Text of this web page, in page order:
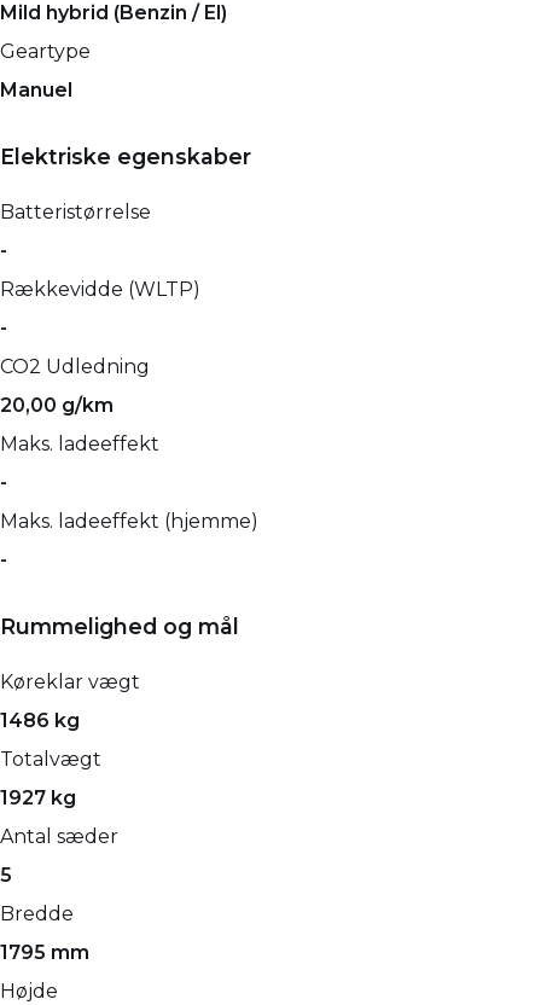
Mild hybrid (Benzin / El)
Geartype
Manuel
Elektriske egenskaber
Batteristørrelse
-
Rækkevidde (WLTP)
-
CO2 Udledning
20,00 g/km
Maks. ladeeffekt
-
Maks. ladeeffekt (hjemme)
-
Rummelighed og mål
Køreklar vægt
1486 kg
Totalvægt
1927 kg
Antal sæder
5
Bredde
1795 mm
Højde